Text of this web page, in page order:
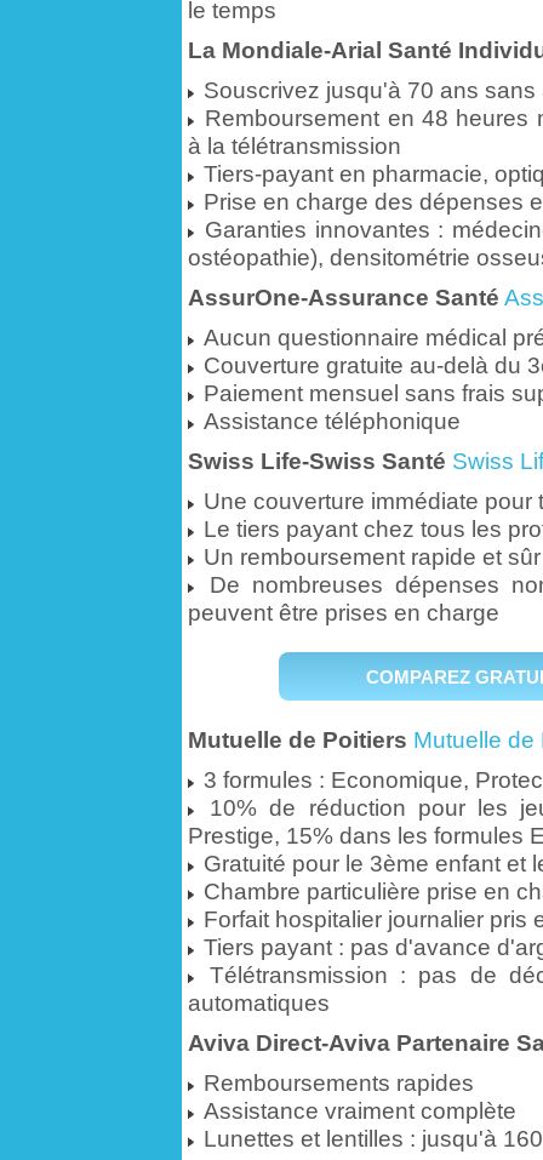
le temps
La Mondiale-Arial Santé
Souscrivez jusqu'à 70 ans
Remboursement en 48 heures
à la télétransmission
Tiers-payant en pharmacie,
Prise en charge des dépenses
Garanties innovantes :
ostéopathie), densitométrie
AssurOne-Assurance Santé
Aucun questionnaire médical
Couverture gratuite au-delà du
Paiement mensuel sans frais
Assistance téléphonique
Swiss Life-Swiss Santé Swiss
Une couverture immédiate pour
Le tiers payant chez tous les
Un remboursement rapide et sûr
De nombreuses dépenses
peuvent être prises en charge
COMPAREZ
Mutuelle de Poitiers Mutuelle de
3 formules : Economique,
10% de réduction pour les
Prestige, 15% dans les formules
Gratuité pour le 3ème enfant et
Chambre particulière prise en
Forfait hospitalier journalier pris
Tiers payant : pas d'avance
Télétransmission : pas de
automatiques
Aviva Direct-Aviva Partenaire
Remboursements rapides
Assistance vraiment complète
Lunettes et lentilles : jusqu'à